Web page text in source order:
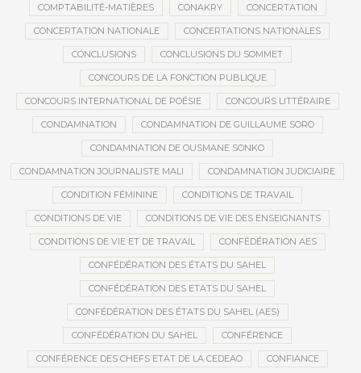
COMPTABILITÉ-MATIÈRES CONAKRY CONCERTATION
CONCERTATION NATIONALE CONCERTATIONS NATIONALES
CONCLUSIONS CONCLUSIONS DU SOMMET
CONCOURS DE LA FONCTION PUBLIQUE
CONCOURS INTERNATIONAL DE POÉSIE CONCOURS LITTÉRAIRE
CONDAMNATION CONDAMNATION DE GUILLAUME SORO
CONDAMNATION DE OUSMANE SONKO
CONDAMNATION JOURNALISTE MALI CONDAMNATION JUDICIAIRE
CONDITION FÉMININE CONDITIONS DE TRAVAIL
CONDITIONS DE VIE CONDITIONS DE VIE DES ENSEIGNANTS
CONDITIONS DE VIE ET DE TRAVAIL CONFÉDÉRATION AES
CONFÉDÉRATION DES ÉTATS DU SAHEL
CONFÉDÉRATION DES ETATS DU SAHEL
CONFÉDÉRATION DES ÉTATS DU SAHEL (AES)
CONFÉDÉRATION DU SAHEL CONFÉRENCE
CONFÉRENCE DES CHEFS ETAT DE LA CEDEAO CONFIANCE